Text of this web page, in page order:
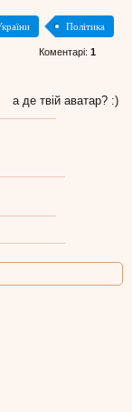
Політика
Коментарі: 1
а де твій аватар? :)